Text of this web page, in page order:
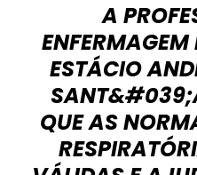
A
ESTÁCIO
QUE AS